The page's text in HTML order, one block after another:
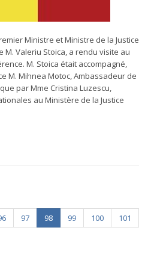
Ministre et Ministre de la Justice
M. Valeriu Stoica, a rendu visite au
M. Stoica était accompagné,
M. Mihnea Motoc, Ambassadeur de
par Mme Cristina Luzescu,
au Ministère de la Justice
97 98 99 100
101